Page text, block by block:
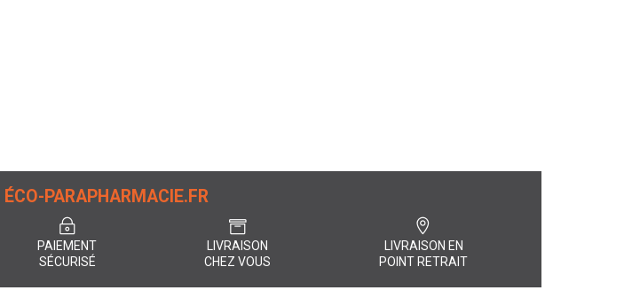
ÉCO-PARAPHARMACIE.FR
PAIEMENT
SÉCURISÉ
LIVRAISON
CHEZ VOUS
LIVRAISON EN
POINT RETRAIT